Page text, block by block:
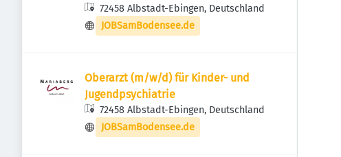
72458 Albstadt-Ebingen, Deutschland
JOBSamBodensee.de
Oberarzt (m/w/d) für Kinder- und
Jugendpsychiatrie
72458 Albstadt-Ebingen, Deutschland
JOBSamBodensee.de